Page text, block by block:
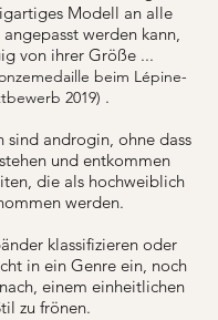
Modell an alle
werden kann,
von ihrer Größe ...
beim Lépine-
2019) .
sind androgin, ohne dass
und entkommen
die als hochweiblich
werden.
klassifizieren oder
in ein Genre ein, noch
einem einheitlichen
zu frönen.